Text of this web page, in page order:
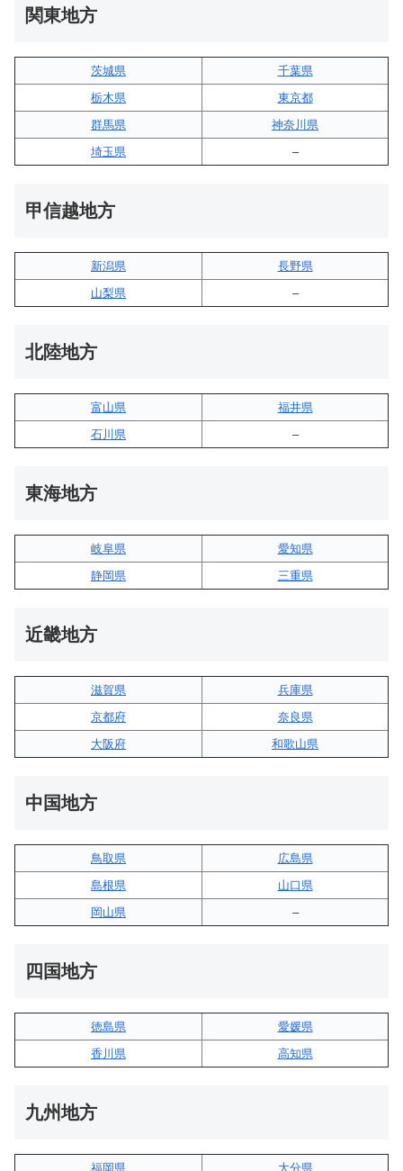
関東地方
茨城県
千葉県
栃木県
東京都
群馬県
神奈川県
埼玉県
–
甲信越地方
新潟県
長野県
山梨県
–
北陸地方
富山県
福井県
石川県
–
東海地方
岐阜県
愛知県
静岡県
三重県
近畿地方
滋賀県
兵庫県
京都府
奈良県
大阪府
和歌山県
中国地方
鳥取県
広島県
島根県
山口県
岡山県
–
四国地方
徳島県
愛媛県
香川県
高知県
九州地方
福岡県 大分県